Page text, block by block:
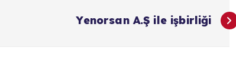
Yenorsan A.Ş ile işbirliği